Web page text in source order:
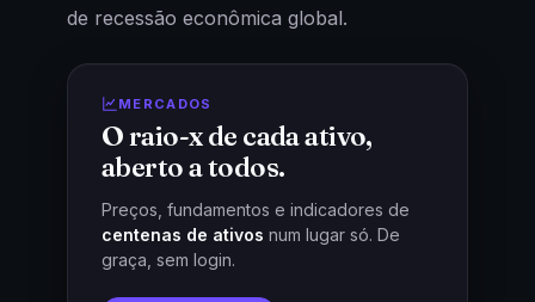
de recessão econômica global.
MERCADOS
O raio-x de cada ativo,
aberto a todos.
Preços, fundamentos e indicadores de
centenas de ativos num lugar só. De
graça, sem login.